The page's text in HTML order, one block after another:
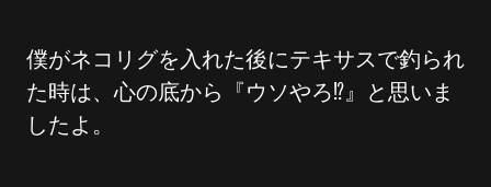
僕がネコリグを入れた後にテキサスで釣られ
た時は、心の底から『ウソやろ⁉︎』と思いま
したよ。